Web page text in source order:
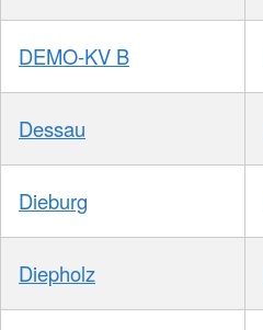
DEMO-KV B
Dessau
Dieburg
Diepholz